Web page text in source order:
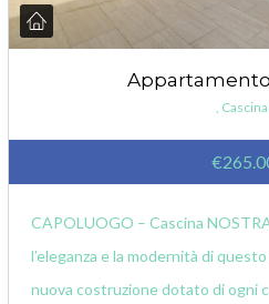
Appartamento
,
CAPOLUOGO – Cascina
l’eleganza e la modernità di
nuova costruzione dotato di ogni